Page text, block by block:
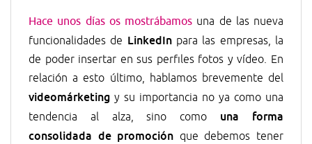
Hace unos días os mostrábamos una de las nueva
funcionalidades de LinkedInpara las empresas, la
de poder insertar en sus perfiles fotos y vídeo. En
relación a esto último, hablamos brevemente del
videomárketing y su importancia no ya como una
tendencia al alza, sino como una forma
consolidada de promoción que debemos tener